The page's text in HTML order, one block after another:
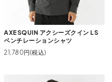
AXESQUIN アクシーズクイン LS
ベンチレーションシャツ
21,780円(税込)